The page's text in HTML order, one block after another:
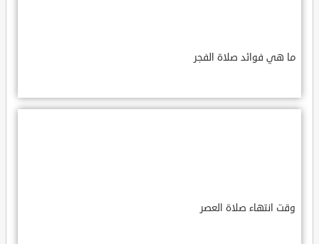
ما هي فوائد صلاة الفجر
وقت انتهاء صلاة العصر